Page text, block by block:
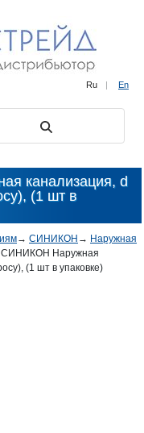
Ru | En
канализация, d
(1 шт в
→ СИНИКОН → Наружная
СИНИКОН Наружная
(1 шт в упаковке)